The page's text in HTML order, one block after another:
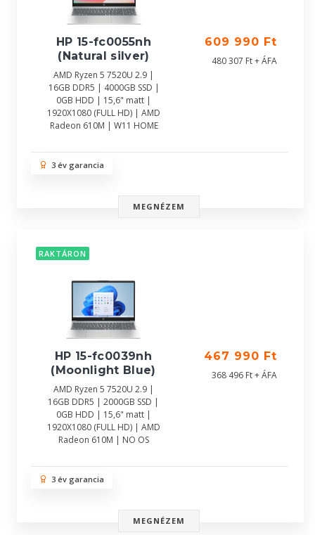
HP 15-fc0055nh
(Natural silver)
AMD Ryzen 5 7520U 2.9 |
16GB DDR5 | 4000GB SSD |
0GB HDD | 15,6" matt |
1920X1080 (FULL HD) | AMD
Radeon 610M | W11 HOME
609 990 Ft
480 307 Ft + ÁFA
3 év garancia
MEGNÉZEM
RAKTÁRON
HP 15-fc0039nh
(Moonlight Blue)
AMD Ryzen 5 7520U 2.9 |
16GB DDR5 | 2000GB SSD |
0GB HDD | 15,6" matt |
1920X1080 (FULL HD) | AMD
Radeon 610M | NO OS
467 990 Ft
368 496 Ft + ÁFA
3 év garancia
MEGNÉZEM